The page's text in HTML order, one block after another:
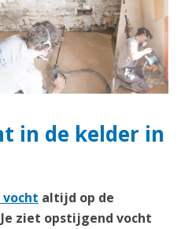
in de kelder in
altijd op de
ziet opstijgend vocht